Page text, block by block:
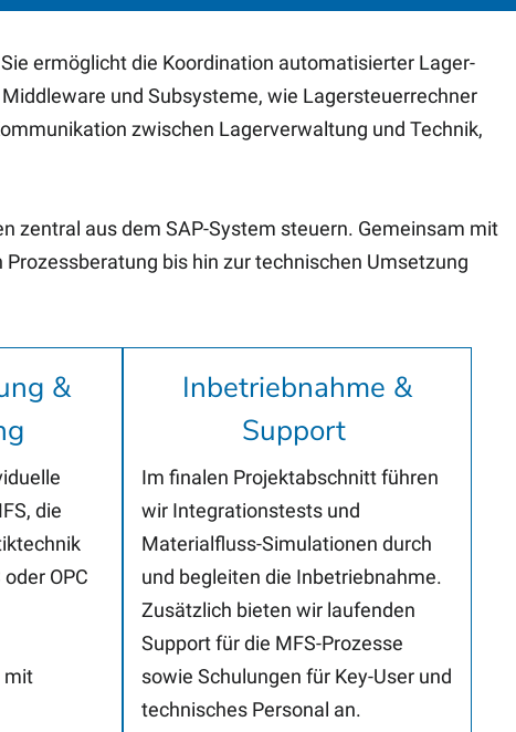
ermöglicht die Koordination automatisierter Lager-
und Subsysteme, wie Lagersteuerrechner
zwischen Lagerverwaltung und Technik,
zentral aus dem SAP-System steuern. Gemeinsam mit
bis hin zur technischen Umsetzung
&
die
OPC
mit
Inbetriebnahme &
Support
Im finalen Projektabschnitt führen
wir Integrationstests und
Materialfluss-Simulationen durch
und begleiten die Inbetriebnahme.
Zusätzlich bieten wir laufenden
Support für die MFS-Prozesse
sowie Schulungen für Key-User und
technisches Personal an.